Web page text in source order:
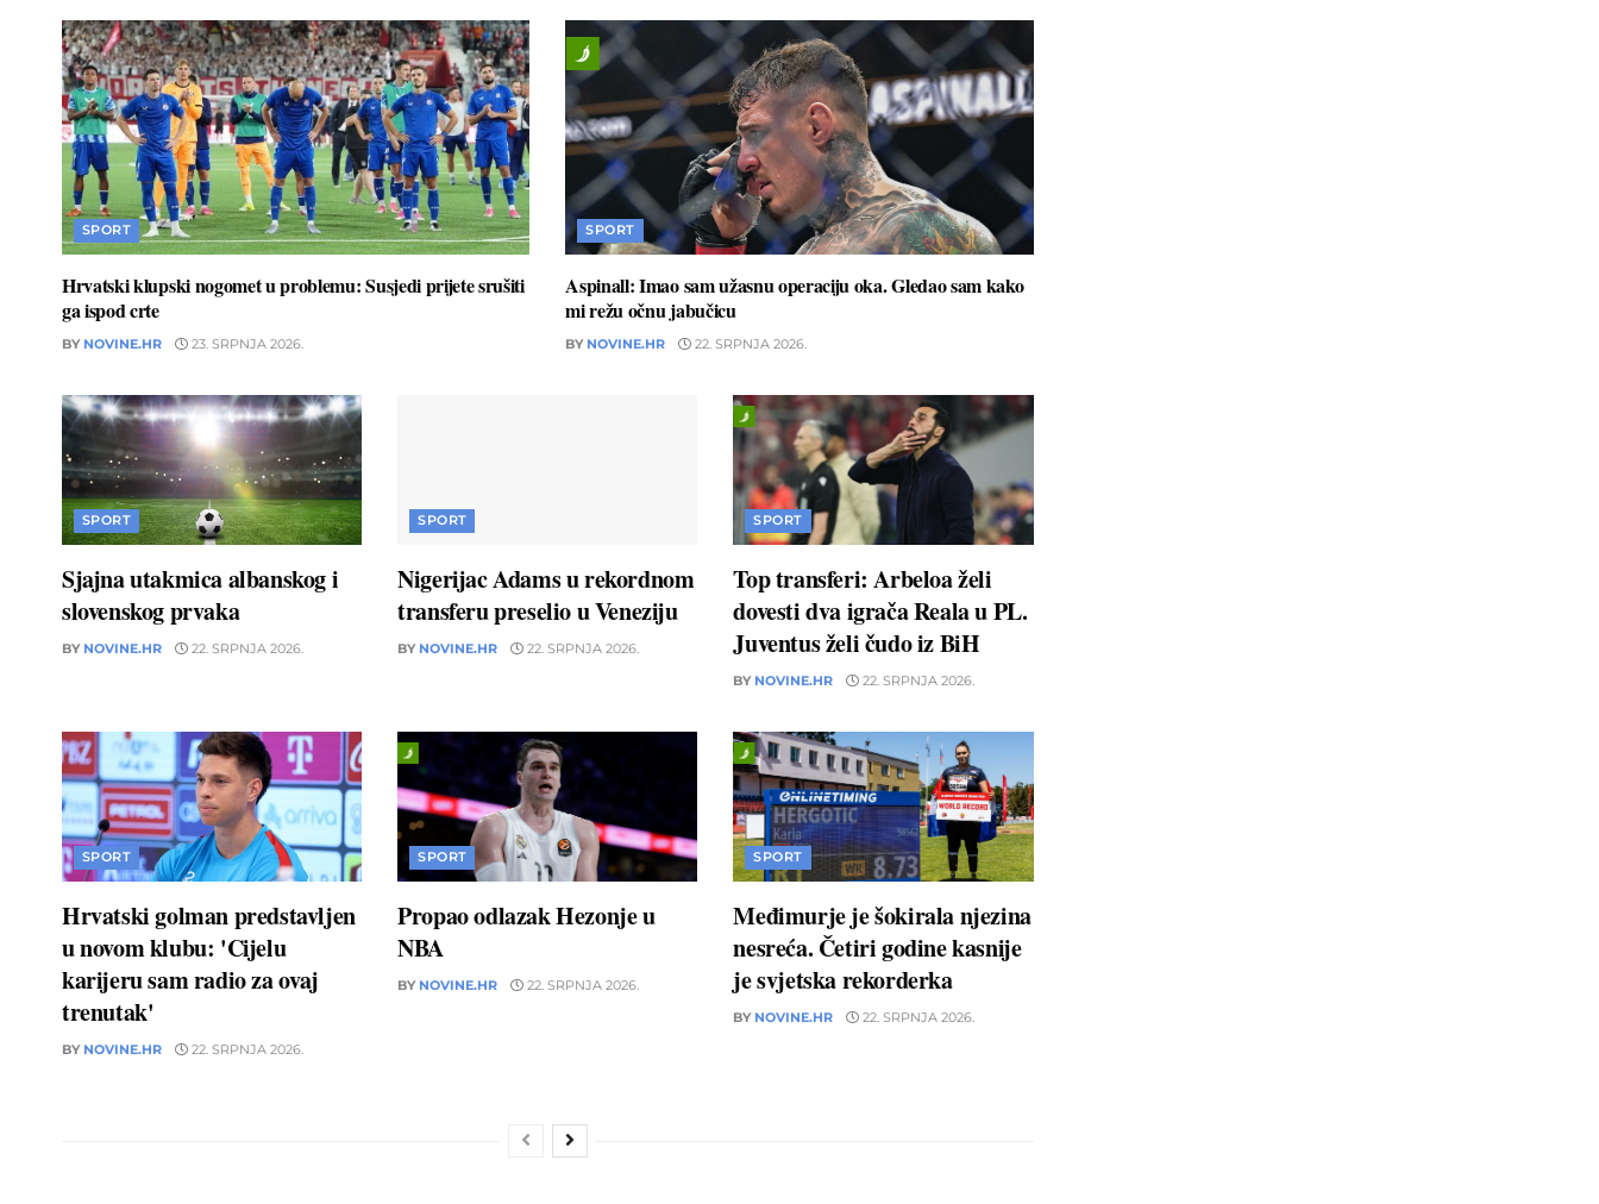
SPORT
Hrvatski klupski nogomet u problemu: Susjedi prijete srušiti
ga ispod crte
BY NOVINE.HR 23. SRPNJA 2026.
SPORT
Aspinall: Imao sam užasnu operaciju oka. Gledao sam kako
mi režu očnu jabučicu
BY NOVINE.HR 22. SRPNJA 2026.
SPORT
Sjajna utakmica albanskog i
slovenskog prvaka
BY NOVINE.HR 22. SRPNJA 2026.
SPORT
Nigerijac Adams u rekordnom
transferu preselio u Veneziju
BY NOVINE.HR 22. SRPNJA 2026.
SPORT
Top transferi: Arbeloa želi
dovesti dva igrača Reala u PL.
Juventus želi čudo iz BiH
BY NOVINE.HR 22. SRPNJA 2026.
SPORT
Hrvatski golman predstavljen
u novom klubu: 'Cijelu
karijeru sam radio za ovaj
trenutak'
BY NOVINE.HR 22. SRPNJA 2026.
SPORT
Propao odlazak Hezonje u
NBA
BY NOVINE.HR 22. SRPNJA 2026.
SPORT
Međimurje je šokirala njezina
nesreća. Četiri godine kasnije
je svjetska rekorderka
BY NOVINE.HR 22. SRPNJA 2026.